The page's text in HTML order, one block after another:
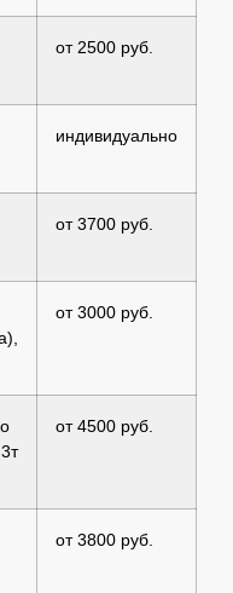
от 2500 руб.
индивидуально
от 3700 руб.
от 3000 руб.
от 4500 руб.
от 3800 руб.